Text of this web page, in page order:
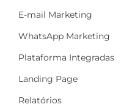
E-mail Marketing
WhatsApp Marketing
Plataforma Integradas
Landing Page
Relatórios